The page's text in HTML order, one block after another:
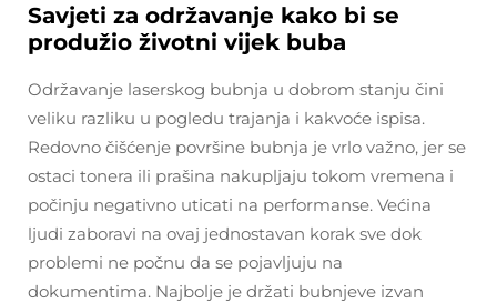
Savjeti za održavanje kako bi se
produžio životni vijek buba
Održavanje laserskog bubnja u dobrom stanju čini
veliku razliku u pogledu trajanja i kakvoće ispisa.
Redovno čišćenje površine bubnja je vrlo važno, jer se
ostaci tonera ili prašina nakupljaju tokom vremena i
počinju negativno uticati na performanse. Većina
ljudi zaboravi na ovaj jednostavan korak sve dok
problemi ne počnu da se pojavljuju na
dokumentima. Najbolje je držati bubnjeve izvan